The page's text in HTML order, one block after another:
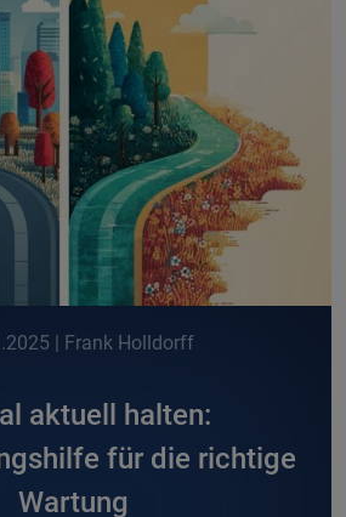
| Frank Holldorff
aktuell halten:
für die richtige
Wartung